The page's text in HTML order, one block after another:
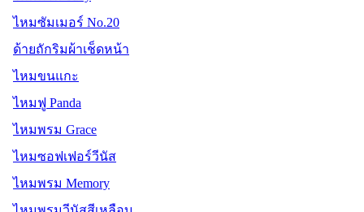
ไหมซัมเมอร์ No.20
ด้ายถักริมผ้าเช็ดหน้า
ไหมขนแกะ
ไหมฟู Panda
ไหมพรม Grace
ไหมซอฟเฟอร์วีนัส
ไหมพรม Memory